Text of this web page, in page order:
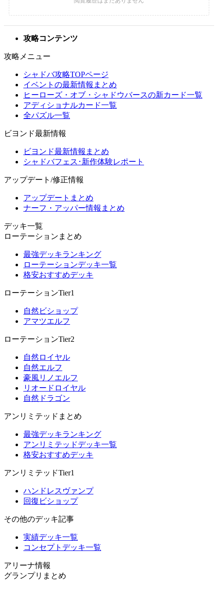
攻略コンテンツ
攻略メニュー
シャドバ攻略TOPページ
イベントの最新情報まとめ
ヒーローズ・オブ・シャドウバースの新カード一覧
アディショナルカード一覧
全パズル一覧
ビヨンド最新情報
ビヨンド最新情報まとめ
シャドバフェス･新作体験レポート
アップデート/修正情報
アップデートまとめ
ナーフ・アッパー情報まとめ
デッキ一覧
ローテーションまとめ
最強デッキランキング
ローテーションデッキ一覧
格安おすすめデッキ
ローテーションTier1
自然ビショップ
アマツエルフ
ローテーションTier2
自然ロイヤル
自然エルフ
豪風リノエルフ
リオードロイヤル
自然ドラゴン
アンリミテッドまとめ
最強デッキランキング
アンリミテッドデッキ一覧
格安おすすめデッキ
アンリミテッドTier1
ハンドレスヴァンプ
回復ビショップ
その他のデッキ記事
実績デッキ一覧
コンセプトデッキ一覧
アリーナ情報
グランプリまとめ